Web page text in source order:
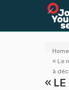
Home
« Le
à
« LE